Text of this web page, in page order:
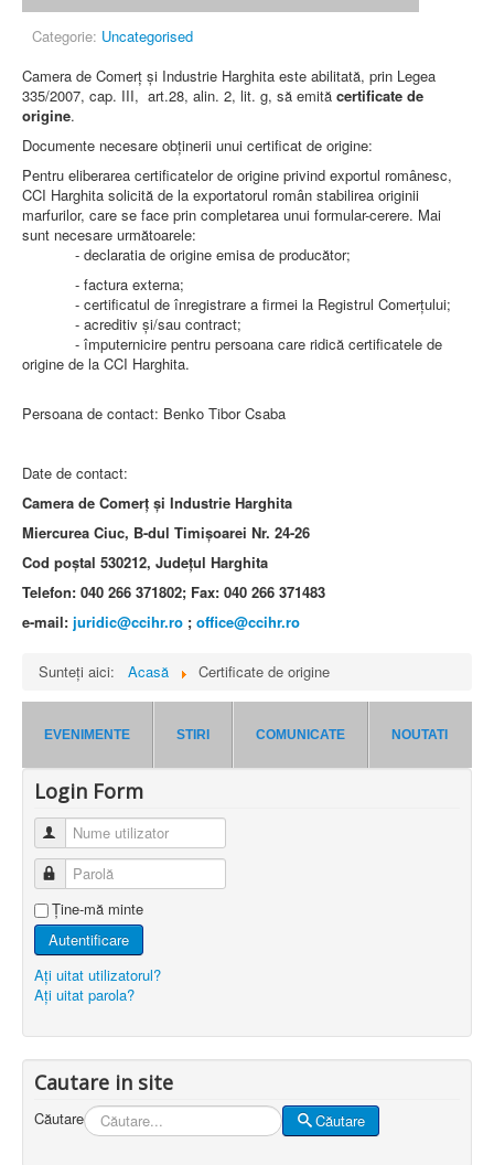
Categorie: Uncategorised
Camera de Comerț și Industrie Harghita este abilitată, prin Legea
335/2007, cap. III, art.28, alin. 2, lit. g, să emită certificate de
origine.
Documente necesare obținerii unui certificat de origine:
Pentru eliberarea certificatelor de origine privind exportul românesc,
CCI Harghita solicită de la exportatorul român stabilirea originii
marfurilor, care se face prin completarea unui formular-cerere. Mai
sunt necesare următoarele:
- declaratia de origine emisa de producător;
- factura externa;
- certificatul de înregistrare a firmei la Registrul Comerțului;
- acreditiv și/sau contract;
- împuternicire pentru persoana care ridică certificatele de
origine de la CCI Harghita.
Persoana de contact: Benko Tibor Csaba
Date de contact:
Camera de Comerț și Industrie Harghita
Miercurea Ciuc, B-dul Timișoarei Nr. 24-26
Cod poștal 530212, Județul Harghita
Telefon: 040 266 371802; Fax: 040 266 371483
e-mail: juridic@ccihr.ro ; office@ccihr.ro
Sunteți aici: Acasă Certificate de origine
EVENIMENTE STIRI COMUNICATE NOUTATI
Login Form
Nume utilizator
Parolă
Ţine-mă minte
Autentificare
Aţi uitat utilizatorul?
Aţi uitat parola?
Cautare in site
Căutare Căutare